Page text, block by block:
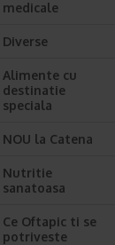
medicale
Diverse
Alimente cu
destinatie
speciala
NOU la Catena
Nutritie
sanatoasa
Ce Oftapic ti se
potriveste